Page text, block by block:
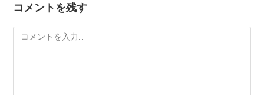
コメントを残す